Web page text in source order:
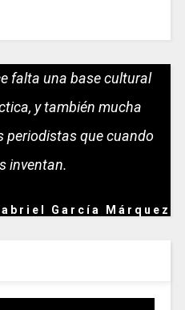
falta una base cultural
y también mucha
periodistas que cuando
inventan.
García Márquez